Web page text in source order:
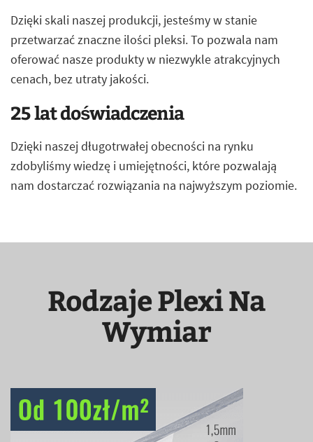
Dzięki skali naszej produkcji, jesteśmy w stanie
przetwarzać znaczne ilości pleksi. To pozwala nam
oferować nasze produkty w niezwykle atrakcyjnych
cenach, bez utraty jakości.
25 lat doświadczenia
Dzięki naszej długotrwałej obecności na rynku
zdobyliśmy wiedzę i umiejętności, które pozwalają
nam dostarczać rozwiązania na najwyższym poziomie.
Rodzaje Plexi Na
Wymiar